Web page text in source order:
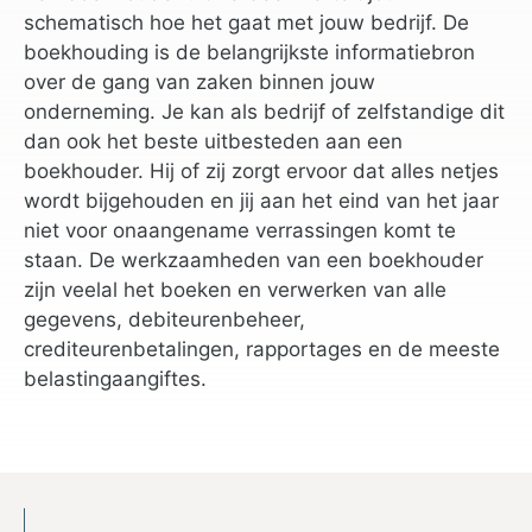
schematisch hoe het gaat met jouw bedrijf. De
boekhouding is de belangrijkste informatiebron
over de gang van zaken binnen jouw
onderneming. Je kan als bedrijf of zelfstandige dit
dan ook het beste uitbesteden aan een
boekhouder. Hij of zij zorgt ervoor dat alles netjes
wordt bijgehouden en jij aan het eind van het jaar
niet voor onaangename verrassingen komt te
staan. De werkzaamheden van een boekhouder
zijn veelal het boeken en verwerken van alle
gegevens, debiteurenbeheer,
crediteurenbetalingen, rapportages en de meeste
belastingaangiftes.